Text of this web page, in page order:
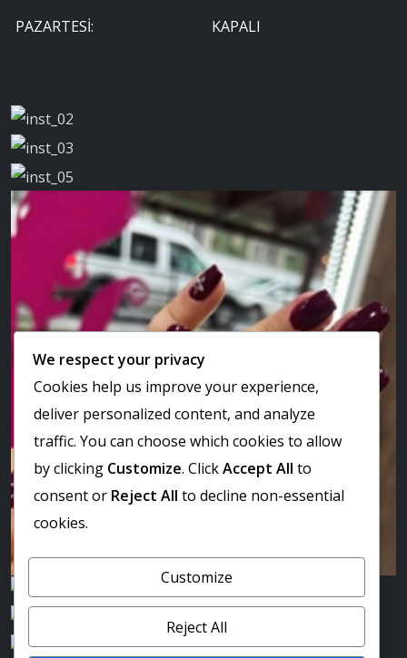
PAZARTESI:
KAPALI
We respect your privacy
Cookies help us improve your experience,
deliver personalized content, and analyze
traffic. You can choose which cookies to allow
by clicking Customize. ClickAccept All to
consent or Reject All to decline non-essential
cookies.
Customize
Reject All